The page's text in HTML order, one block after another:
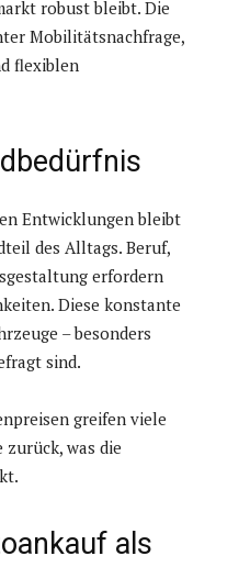
robust bleibt. Die
Mobilitätsnachfrage,
flexiblen
Entwicklungen bleibt
des Alltags. Beruf,
erfordern
Diese konstante
– besonders
sind.
greifen viele
was die
als